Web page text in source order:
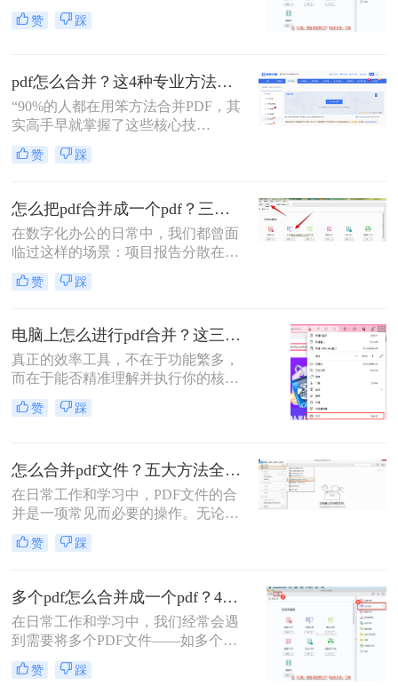
客户资料，还是准备学术论文。但许
多人仍在用低效、有风险的方法处理
我今天为你带来一份系统、专业的
PDF合并指南，助你告别效率低下与
安全隐患。
赞 踩
pdf怎么合并？这4种专业方法，让你效率翻倍！
“90%的人都在用笨方法合并PDF，其
实高手早就掌握了这些核心技
巧。”作为一名在电脑办公软件领域
深耕多年的测评博主，每天都会收到
中，“PDF怎么合并”这个问题出现的
频率高居不下。这看似简单的操作，
却实实在在地困扰着众多职场人：报
告整合、资料归档、方案提交……每
一次低效的手动处理，都在悄悄吞噬
你的时间与耐心。
赞 踩
怎么把pdf合并成一个pdf？三招教你高效整合关键信息！
在数字化办公的日常中，我们都曾面
临过这样的场景：项目报告分散在多
个PDF里，学术论文章节各自独立，
或是一堆扫描合同需要整合。PDF合
响着我们的信息处理效率与专业形
象。那么怎么把pdf合并成一个pdf
呢？今天，作为一名深耕办公软件领
域多年的测评博主，我将为你揭秘三
种最高效的PDF合并方案，帮你彻底
摆脱文档管理的困扰。
赞 踩
电脑上怎么进行pdf合并？这三招，让你十分钟从小白变高手！
真正的效率工具，不在于功能繁多，
而在于能否精准理解并执行你的核心
意图。“小编，快帮帮我！明早汇报
用的方案，十几份PDF还散着，甲方
紧急求助。
赞 踩
怎么合并pdf文件？五大方法全解析！
在日常工作和学习中，PDF文件的合
并是一项常见而必要的操作。无论是
整理报告、合并多个章节的电子书，
还是将扫描件整合为一份完整文档，
而，面对市场上琳琅满目的工具和方
法，许多用户往往感到困惑：哪种方
法最快捷？哪种最安全？怎么合并pdf
文件=
赞 踩
多个pdf怎么合并成一个pdf？4种合并pdf方法详解！
在日常工作和学习中，我们经常会遇
到需要将多个PDF文件——如多个章
节的电子书、一系列扫描件、不同来
源的报告或发票——整合为一个单一
赞 踩